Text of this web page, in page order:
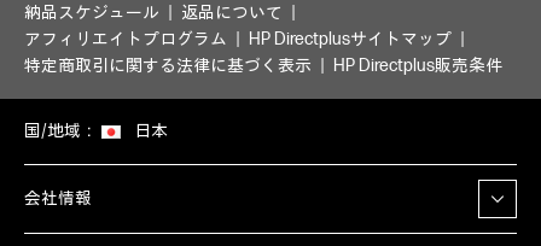
納品スケジュール
返品について
アフィリエイトプログラム
HP Directplusサイトマップ
特定商取引に関する法律に基づく表示
HP Directplus販売条件
国/地域： 日本
会社情報